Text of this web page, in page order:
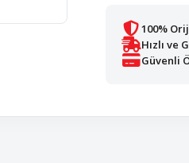
100%
Hızlı ve
Güvenli